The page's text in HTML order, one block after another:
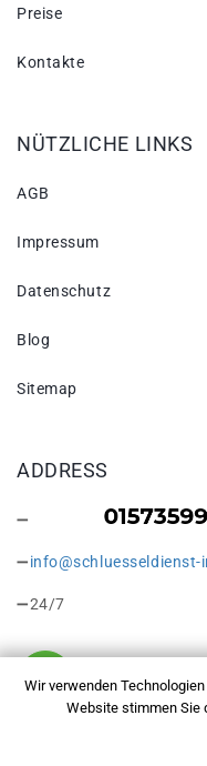
Wir verwenden
Website stimmen Sie
Preise
Kontakte
NÜTZLICHE LINKS
AGB
Impressum
Datenschutz
Blog
Sitemap
ADDRESS
24/7
Copyright © 2026
Mönchengladbach. Alle